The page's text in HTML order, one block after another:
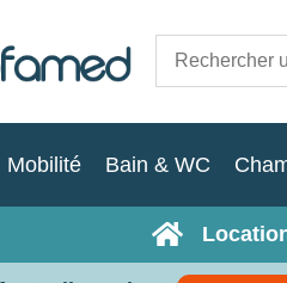
Mobilité Bain & WC